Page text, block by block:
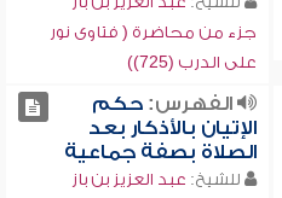
جزء من محاضرة ( فتاوى نور
على الدرب (725))
الفهرس:حكم
الإتيان بالأذكار بعد
الصلاة بصفة جماعية
للشيخ: عبد العزيز بن باز